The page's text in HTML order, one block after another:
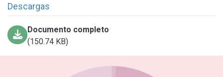
Descargas
Documento completo
(150.74 KB)